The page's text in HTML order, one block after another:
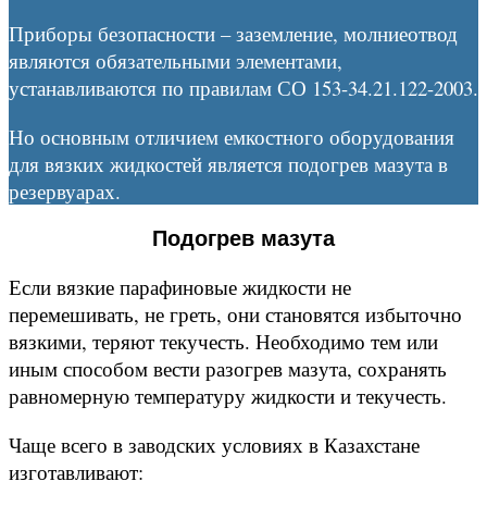
Приборы безопасности – заземление, молниеотвод
являются обязательными элементами,
устанавливаются по правилам СО 153-34.21.122-2003.
Но основным отличием емкостного оборудования
для вязких жидкостей является подогрев мазута в
резервуарах.
Подогрев мазута
Если вязкие парафиновые жидкости не
перемешивать, не греть, они становятся избыточно
вязкими, теряют текучесть. Необходимо тем или
иным способом вести разогрев мазута, сохранять
равномерную температуру жидкости и текучесть.
Чаще всего в заводских условиях в Казахстане
изготавливают: